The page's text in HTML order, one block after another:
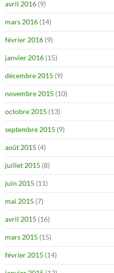
avril 2016 (9)
mars 2016 (14)
février 2016 (9)
janvier 2016 (15)
décembre 2015 (9)
novembre 2015 (10)
octobre 2015 (13)
septembre 2015 (9)
août 2015 (4)
juillet 2015 (8)
juin 2015 (11)
mai 2015 (7)
avril 2015 (16)
mars 2015 (15)
février 2015 (14)